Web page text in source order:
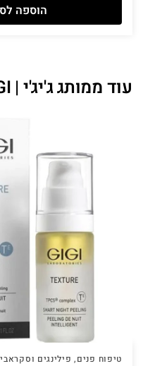
הוספה
עוד ממותג ג'יג'י | GIGI
טיפוח פנים, פילינגים